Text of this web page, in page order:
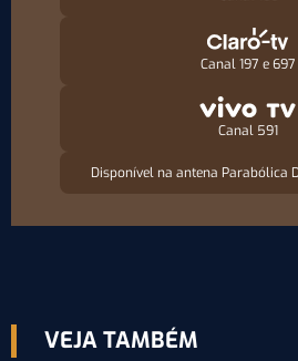
Canal 197 e 697
Canal 591
Disponível na antena Parabólica
VEJA TAMBÉM